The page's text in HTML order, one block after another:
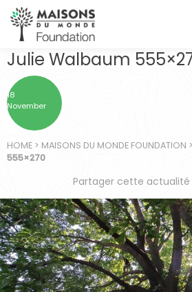
Julie Walbaum
18
November
HOME > MAISONS DU MONDE FOUNDATION >
555×270
Partager cette actualité